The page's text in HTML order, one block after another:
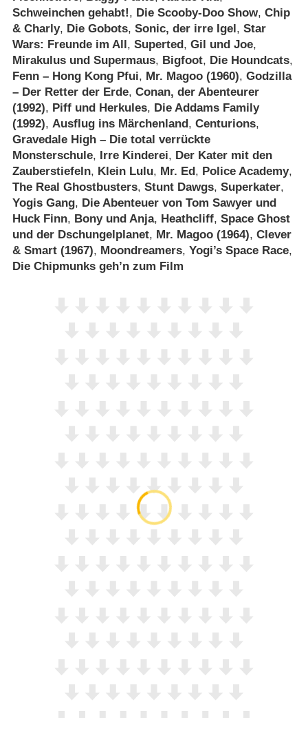
Schweinchen gehabt!, Die Scooby-Doo Show, Chip
& Charly, Die Gobots, Sonic, der irre Igel, Star
Wars: Freunde im All, Superted, Gil und Joe,
Mirakulus und Supermaus, Bigfoot, Die Houndcats,
Fenn – Hong Kong Pfui, Mr. Magoo (1960), Godzilla
– Der Retter der Erde, Conan, der Abenteurer
(1992), Piff und Herkules, Die Addams Family
(1992), Ausflug ins Märchenland, Centurions,
Gravedale High – Die total verrückte
Monsterschule, Irre Kinderei, Der Kater mit den
Zauberstiefeln, Klein Lulu, Mr. Ed, Police Academy,
The Real Ghostbusters, Stunt Dawgs, Superkater,
Yogis Gang, Die Abenteuer von Tom Sawyer und
Huck Finn, Bony und Anja, Heathcliff, Space Ghost
und der Dschungelplanet, Mr. Magoo (1964), Clever
& Smart (1967), Moondreamers, Yogi’s Space Race,
Die Chipmunks geh’n zum Film